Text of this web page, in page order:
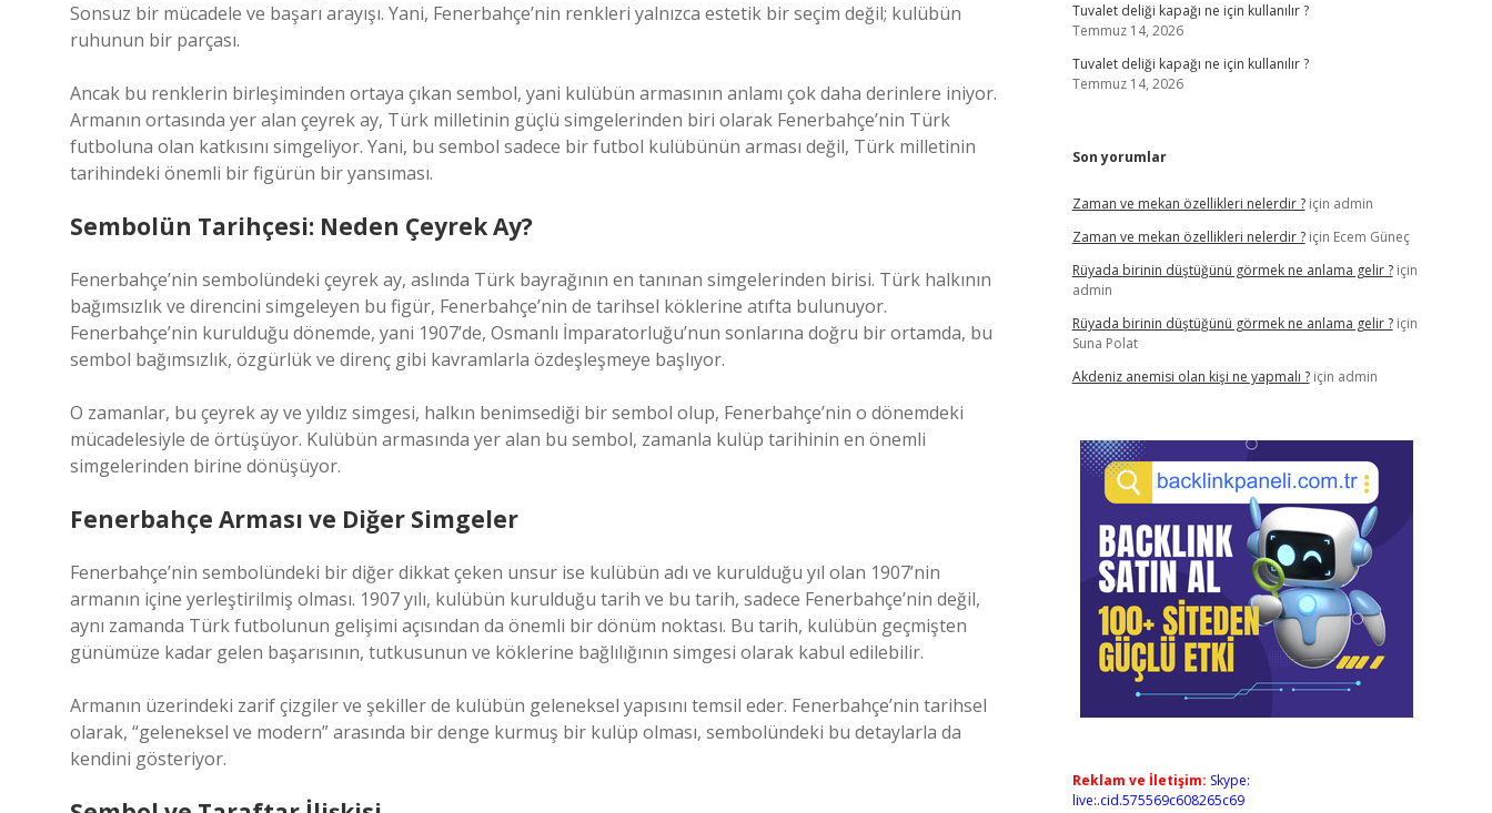
Sonsuz bir mücadele ve başarı arayışı. Yani, Fenerbahçe’nin renkleri yalnızca estetik bir seçim değil; kulübün
ruhunun bir parçası.
Ancak bu renklerin birleşiminden ortaya çıkan sembol, yani kulübün armasının anlamı çok daha derinlere iniyor.
Armanın ortasında yer alan çeyrek ay, Türk milletinin güçlü simgelerinden biri olarak Fenerbahçe’nin Türk
futboluna olan katkısını simgeliyor. Yani, bu sembol sadece bir futbol kulübünün arması değil, Türk milletinin
tarihindeki önemli bir figürün bir yansıması.
Sembolün Tarihçesi: Neden Çeyrek Ay?
Fenerbahçe’nin sembolündeki çeyrek ay, aslında Türk bayrağının en tanınan simgelerinden birisi. Türk halkının
bağımsızlık ve direncini simgeleyen bu figür, Fenerbahçe’nin de tarihsel köklerine atıfta bulunuyor.
Fenerbahçe’nin kurulduğu dönemde, yani 1907’de, Osmanlı İmparatorluğu’nun sonlarına doğru bir ortamda, bu
sembol bağımsızlık, özgürlük ve direnç gibi kavramlarla özdeşleşmeye başlıyor.
O zamanlar, bu çeyrek ay ve yıldız simgesi, halkın benimsediği bir sembol olup, Fenerbahçe’nin o dönemdeki
mücadelesiyle de örtüşüyor. Kulübün armasında yer alan bu sembol, zamanla kulüp tarihinin en önemli
simgelerinden birine dönüşüyor.
Fenerbahçe Arması ve Diğer Simgeler
Fenerbahçe’nin sembolündeki bir diğer dikkat çeken unsur ise kulübün adı ve kurulduğu yıl olan 1907’nin
armanın içine yerleştirilmiş olması. 1907 yılı, kulübün kurulduğu tarih ve bu tarih, sadece Fenerbahçe’nin değil,
aynı zamanda Türk futbolunun gelişimi açısından da önemli bir dönüm noktası. Bu tarih, kulübün geçmişten
günümüze kadar gelen başarısının, tutkusunun ve köklerine bağlılığının simgesi olarak kabul edilebilir.
Armanın üzerindeki zarif çizgiler ve şekiller de kulübün geleneksel yapısını temsil eder. Fenerbahçe’nin tarihsel
olarak, “geleneksel ve modern” arasında bir denge kurmuş bir kulüp olması, sembolündeki bu detaylarla da
kendini gösteriyor.
Tuvalet deliği kapağı ne için kullanılır ?
Temmuz 14, 2026
Tuvalet deliği kapağı ne için kullanılır ?
Temmuz 14, 2026
Son yorumlar
Zaman ve mekan özellikleri nelerdir ?için admin
Zaman ve mekan özellikleri nelerdir ?için Ecem Güneç
Rüyada birinin düştüğünü görmek ne anlama gelir ?için
admin
Rüyada birinin düştüğünü görmek ne anlama gelir ?için
Suna Polat
Akdeniz anemisi olan kişi ne yapmalı ?için admin
Reklam ve İletişim: Skype:
live:.cid.575569c608265c69